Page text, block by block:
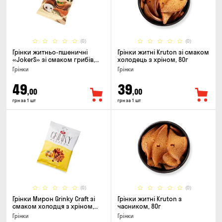
(0)
Грінки житньо-пшеничні
«JokerS» зі смаком грибів,
80г
Грінки
49,00
грн за 1 шт
(0)
Грінки житні Kruton зі смаком
холодець з хріном, 80г
Грінки
39,00
грн за 1 шт
(0)
Грінки Мирон Grinky Craft зі
смаком холодця з хріном,
100г
Грінки
(0)
Грінки житні Kruton з
часником, 80г
Грінки